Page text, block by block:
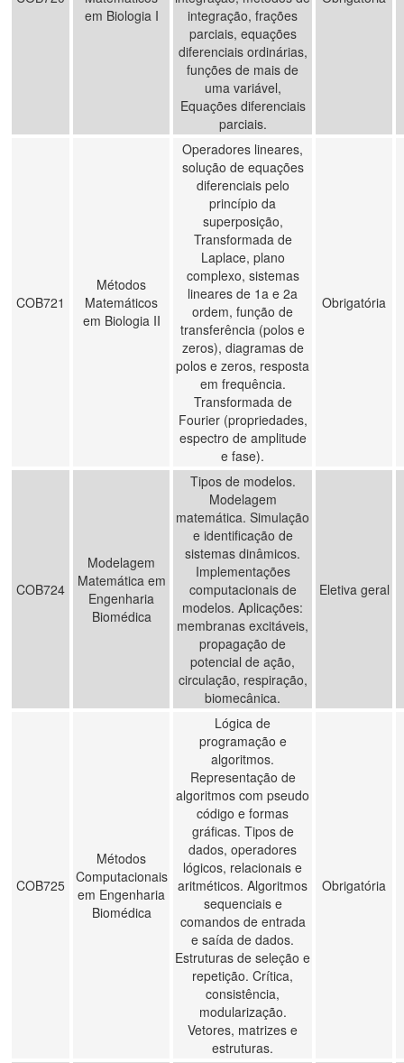
em Biologia I
integração, frações
parciais, equações
diferenciais ordinárias,
funções de mais de
uma variável,
Equações diferenciais
parciais.
COB721
Métodos
Matemáticos
em Biologia II
Operadores lineares,
solução de equações
diferenciais pelo
princípio da
superposição,
Transformada de
Laplace, plano
complexo, sistemas
lineares de 1a e 2a
ordem, função de
transferência (polos e
zeros), diagramas de
polos e zeros, resposta
em frequência.
Transformada de
Fourier (propriedades,
espectro de amplitude
e fase).
Obrigatória
COB724
Modelagem
Matemática em
Engenharia
Biomédica
Tipos de modelos.
Modelagem
matemática. Simulação
e identificação de
sistemas dinâmicos.
Implementações
computacionais de
modelos. Aplicações:
membranas excitáveis,
propagação de
potencial de ação,
circulação, respiração,
biomecânica.
Eletiva geral
COB725
Métodos
Computacionais
em Engenharia
Biomédica
Lógica de
programação e
algoritmos.
Representação de
algoritmos com pseudo
código e formas
gráficas. Tipos de
dados, operadores
lógicos, relacionais e
aritméticos. Algoritmos
sequenciais e
comandos de entrada
e saída de dados.
Estruturas de seleção e
repetição. Crítica,
consistência,
modularização.
Vetores, matrizes e
estruturas.
Obrigatória